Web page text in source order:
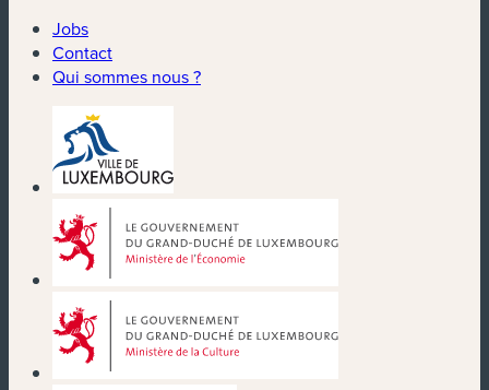
Jobs
Contact
Qui sommes nous ?